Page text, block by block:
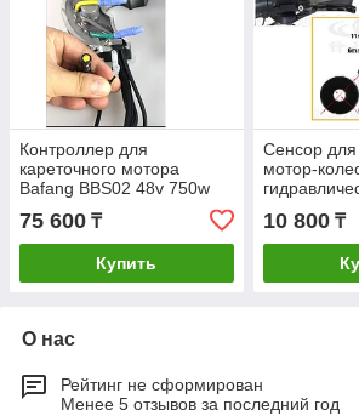
Контроллер для
кареточного мотора
Bafang BBS02 48v 750w
75 600 ₸
Купить
Сенсор
мотор-
(комплект 2
10 800₸
О нас
Рейтинг не сформирован
Менее 5 отзывов за последний год